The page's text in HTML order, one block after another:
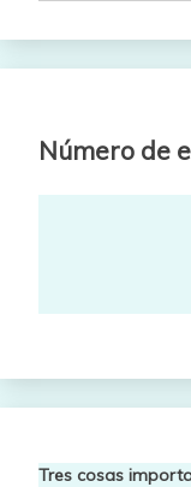
Número de
Tres cosas